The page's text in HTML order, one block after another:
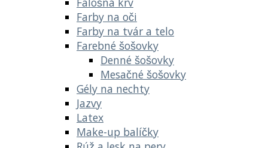
Farby na oči
Farby na tvár a telo
Farebné šošovky
Denné šošovky
Mesačné šošovky
Gély na nechty
Jazvy
Latex
Make-up balíčky